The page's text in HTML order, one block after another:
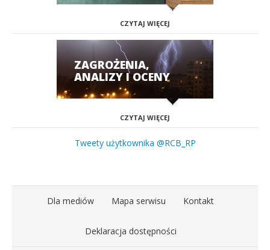
CZYTAJ WIĘCEJ
ZAGROŻENIA,
ANALIZY I OCENY
CZYTAJ WIĘCEJ
Tweety użytkownika @RCB_RP
Dla mediów Mapa serwisu Kontakt
Deklaracja dostępności